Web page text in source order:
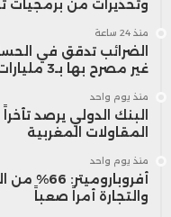
بدأت ملامح هذا
2025، عندما
استثماري سيادي
الرئيس الأمريكي
الوقت، تحولت
وتحذيرات من
منذ 24 ساعة
الضرائب تدقق في
غير مصرح بها بـ3 مليارات درهم
منذ يوم واحد
البنك الدولي يرصد
المقاولات المغربية
منذ يوم واحد
والتجارة أمراً صعباً